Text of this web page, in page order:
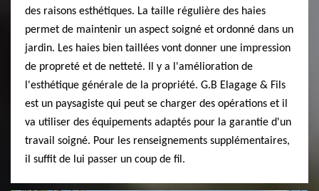
des raisons esthétiques. La taille régulière des haies
permet de maintenir un aspect soigné et ordonné dans un
jardin. Les haies bien taillées vont donner une impression
de propreté et de netteté. Il y a l'amélioration de
l'esthétique générale de la propriété. G.B Elagage & Fils
est un paysagiste qui peut se charger des opérations et il
va utiliser des équipements adaptés pour la garantie d'un
travail soigné. Pour les renseignements supplémentaires,
il suffit de lui passer un coup de fil.